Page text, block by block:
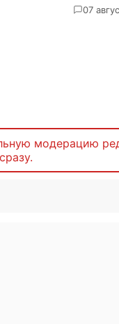
07
модерацию
сразу.